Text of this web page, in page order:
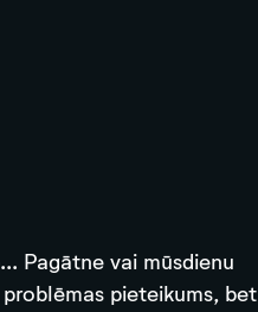
Pagātne vai mūsdienu
pieteikums, bet